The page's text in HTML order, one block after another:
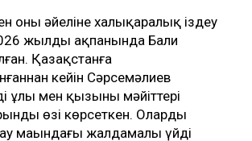
оның әйеліне халықаралық іздеу
жылдың ақпанында Бали
Қазақстанға
кейін Сәрсемәлиев
ұлы мен қызының мәйіттері
өзі көрсеткен. Олардың
маңындағы жалдамалы үйдің